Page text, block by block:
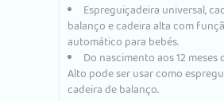
Espreguiçadeira universal,
balanço e cadeira alta com
automático para bebés.
Do nascimento aos 12 meses
Alto pode ser usar como
cadeira de balanço.